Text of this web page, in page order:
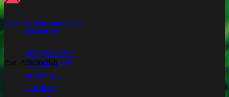
Grotelte
Herbgarden™
RoyalRoom®
AC infinity
Cultibox
Kontakt@subseed.dk
Cvr: 40690956